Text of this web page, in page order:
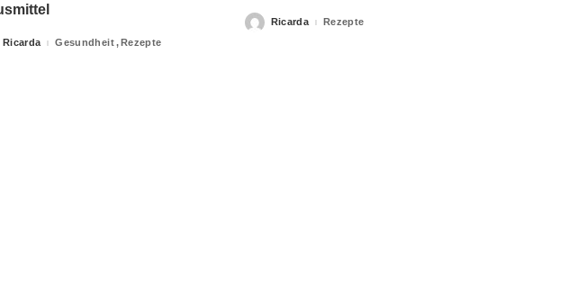
Ricarda Gesundheit Rezepte
PostedRicarda Rezepte